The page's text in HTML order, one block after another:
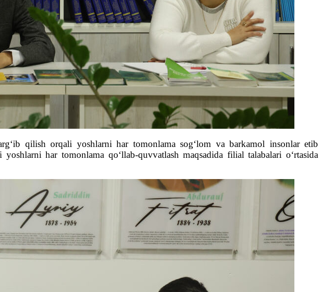
qilish orqali yoshlarni har tomonlama sog‘lom va barkamol insonlar etib
har tomonlama qo‘llab-quvvatlash maqsadida filial talabalari o‘rtasida